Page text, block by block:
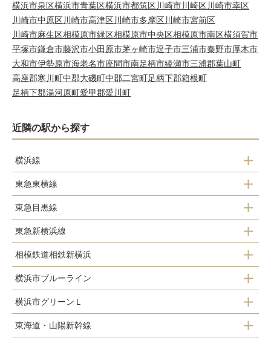
横浜市泉区横浜市青葉区横浜市都筑区川崎市川崎区川崎市幸区
川崎市中原区川崎市高津区川崎市多摩区川崎市宮前区
川崎市麻生区相模原市緑区相模原市中央区相模原市南区横須賀市
平塚市鎌倉市藤沢市小田原市茅ヶ崎市逗子市三浦市秦野市厚木市
大和市伊勢原市海老名市座間市南足柄市綾瀬市三浦郡葉山町
高座郡寒川町中郡大磯町中郡二宮町足柄下郡箱根町
足柄下郡湯河原町愛甲郡愛川町
近隣の駅から探す
横浜線
菊名駅
新横浜駅
小机駅
東急東横線
日吉駅
綱島駅
大倉山駅
妙蓮寺駅
東急目黒線
日吉駅
東急新横浜線
新横浜駅
新綱島駅
日吉駅
相模鉄道相鉄新横浜
新横浜駅
横浜市ブルーライン
新羽駅
北新横浜駅
横浜市グリーンＬ
高田駅
東海道・山陽新幹線